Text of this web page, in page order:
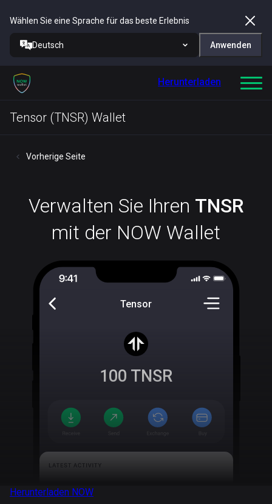
Wählen Sie eine Sprache für das beste Erlebnis
Deutsch Anwenden
Herunterladen
Tensor (TNSR) Wallet
Vorherige Seite
Verwalten Sie Ihren TNSR
mit der NOW Wallet
Tensor
100 TNSR
Herunterladen NOW